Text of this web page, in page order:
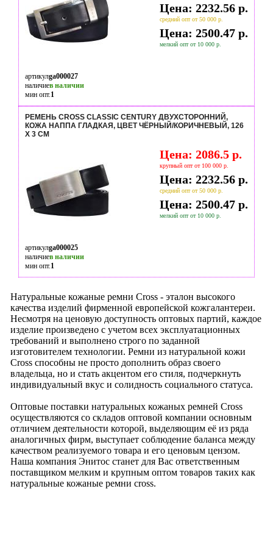
Цена: 2232.56 р.
средний опт от 50 000 р.
Цена: 2500.47 р.
мелкий опт от 10 000 р.
артикулga000027
наличиев наличии
мин опт.1
РЕМЕНЬ CROSS CLASSIC CENTURY ДВУХСТОРОННИЙ,
КОЖА НАППА ГЛАДКАЯ, ЦВЕТ ЧЁРНЫЙ/КОРИЧНЕВЫЙ, 126
Х 3 СМ
Цена: 2086.5 р.
крупный опт от 100 000 р.
Цена: 2232.56 р.
средний опт от 50 000 р.
Цена: 2500.47 р.
мелкий опт от 10 000 р.
артикулga000025
наличиев наличии
мин опт.1
Натуральные кожаные ремни Cross - эталон высокого
качества изделий фирменной европейской кожгалантереи.
Несмотря на ценовую доступность оптовых партий, каждое
изделие произведено с учетом всех эксплуатационных
требований и выполнено строго по заданной
изготовителем технологии. Ремни из натуральной кожи
Cross способны не просто дополнить образ своего
владельца, но и стать акцентом его стиля, подчеркнуть
индивидуальный вкус и солидность социального статуса.
Оптовые поставки натуральных кожаных ремней Cross
осуществляются со складов оптовой компании основным
отличием деятельности которой, выделяющим её из ряда
аналогичных фирм, выступает соблюдение баланса между
качеством реализуемого товара и его ценовым цензом.
Наша компания Энитос станет для Вас ответственным
поставщиком мелким и крупным оптом товаров таких как
натуральные кожаные ремни cross.